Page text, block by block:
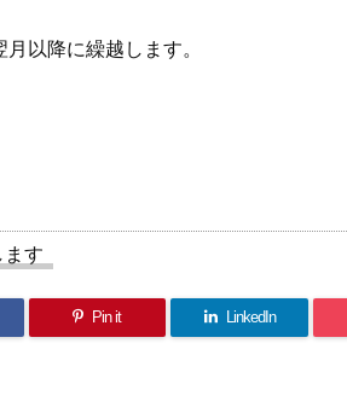
以降に繰越します。
す
Pin it LinkedIn